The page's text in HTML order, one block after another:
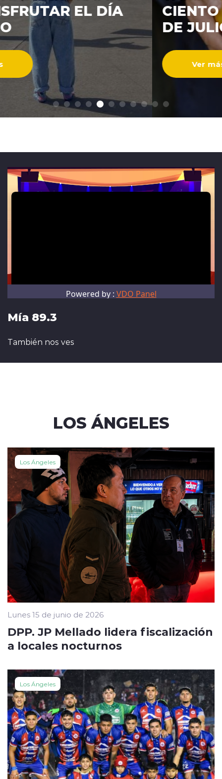
ENTREVISTAS
modo claro
CIENTO DURANTE EL MES
DE JULIO
Ver más
Mía 89.3
También nos ves
LOS ÁNGELES
Los Ángeles
Lunes 15 de junio de 2026
DPP. JP Mellado lidera fiscalización
a locales nocturnos
Los Ángeles